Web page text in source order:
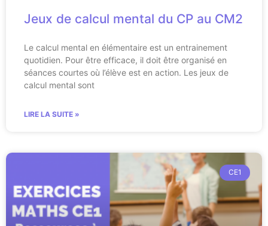
Jeux de calcul mental du CP au CM2
Le calcul mental en élémentaire est un entrainement
quotidien. Pour être efficace, il doit être organisé en
séances courtes où l’élève est en action. Les jeux de
calcul mental sont
LIRE LA SUITE »
CE1